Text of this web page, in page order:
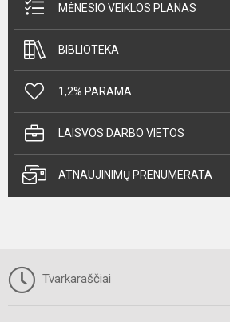
MĖNESIO VEIKLOS PLANAS
BIBLIOTEKA
1,2% PARAMA
LAISVOS DARBO VIETOS
ATNAUJINIMŲ PRENUMERATA
Tvarkaraščiai